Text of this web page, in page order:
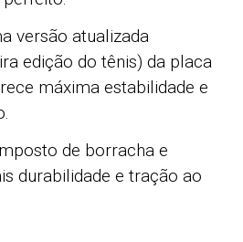
versão atualizada
edição do tênis) da placa
máxima estabilidade e
de borracha e
durabilidade e tração ao